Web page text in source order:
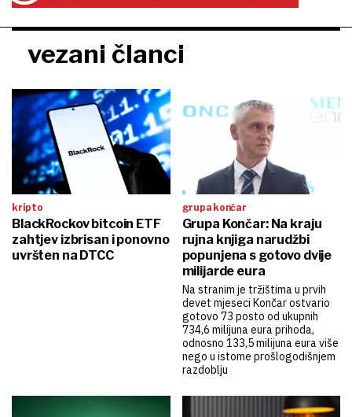
vezani članci
kripto
BlackRockov bitcoin ETF
zahtjev izbrisan i ponovno
uvršten na DTCC
grupa končar
Grupa Končar: Na kraju
rujna knjiga narudžbi
popunjena s gotovo dvije
milijarde eura
Na stranim je tržištima u prvih
devet mjeseci Končar ostvario
gotovo 73 posto od ukupnih
734,6 milijuna eura prihoda,
odnosno 133,5 milijuna eura više
nego u istome prošlogodišnjem
razdoblju